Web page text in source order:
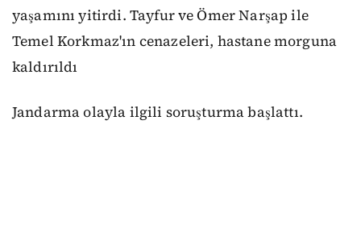
yaşamını yitirdi. Tayfur ve Ömer Narşap ile
Temel Korkmaz'ın cenazeleri, hastane morguna
kaldırıldı
Jandarma olayla ilgili soruşturma başlattı.